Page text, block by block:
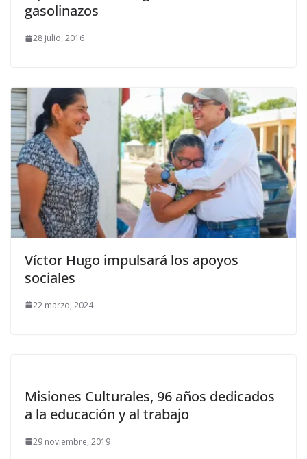
gasolinazos
28 julio, 2016
Víctor Hugo impulsará los apoyos
sociales
22 marzo, 2024
Misiones Culturales, 96 años dedicados
a la educación y al trabajo
29 noviembre, 2019